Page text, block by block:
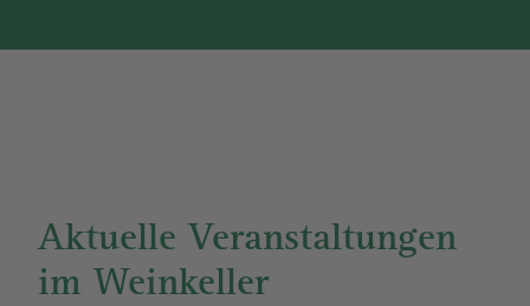
Aktuelle Veranstaltungen
im Weinkeller